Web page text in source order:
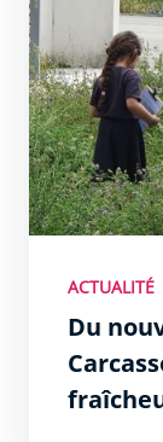
ACTUALITÉ
Du